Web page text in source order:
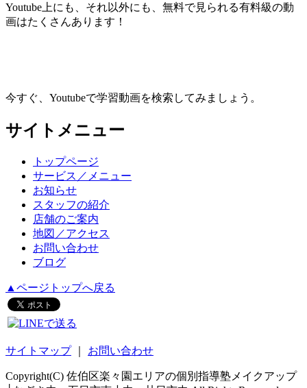
Youtube上にも、それ以外にも、無料で見られる有料級の動
画はたくさんあります！
今すぐ、Youtubeで学習動画を検索してみましょう。
サイトメニュー
トップページ
サービス／メニュー
お知らせ
スタッフの紹介
店舗のご案内
地図／アクセス
お問い合わせ
ブログ
▲ページトップへ戻る
サイトマップ｜ お問い合わせ
Copyright(C) 佐伯区楽々園エリアの個別指導塾メイクアップ